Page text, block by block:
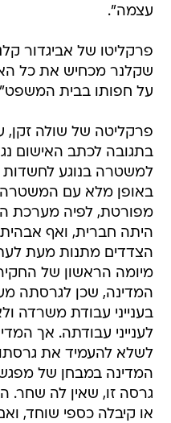
עצמה".
פרקליטו של אביגדור
שקלנר מכחיש את כל
על חפותו בבית
פרקליטה של שולה זקן,
בתגובה לכתב האישום
למשטרה בנוגע לחשדות
באופן מלא עם
מפורטת, לפיה מערכת
היתה חברית, ואף
הצדדים מתנות מעת
מיומה הראשון של
המדינה, שכן לגרסתה
בענייני עבודת משרדה
לענייני עבודתה. אך
לשלא להעמיד את
המדינה במבחן של
גרסה זו, שאין לה שחר.
או קיבלה כספי שוחד,